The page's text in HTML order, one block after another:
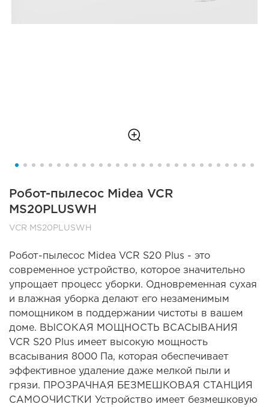
Робот-пылесос Midea VCR
MS20PLUSWH
VCR MS20PLUSWH
Робот-пылесос Midea VCR S20 Plus - это
современное устройство, которое значительно
упрощает процесс уборки. Одновременная сухая
и влажная уборка делают его незаменимым
помощником в поддержании чистоты в вашем
доме. ВЫСОКАЯ МОЩНОСТЬ ВСАСЫВАНИЯ
VCR S20 Plus имеет высокую мощность
всасывания 8000 Па, которая обеспечивает
эффективное удаление даже мелкой пыли и
грязи. ПРОЗРАЧНАЯ БЕЗМЕШКОВАЯ СТАНЦИЯ
САМООЧИСТКИ Устройство имеет безмешковую